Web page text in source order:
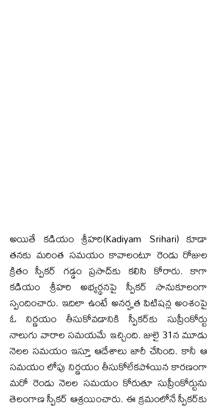
అయితే కడియం శ్రీహరి(Kadiyam Srihari) కూడా
తనకు మరింత సమయం కావాలంటూ రెండు రోజుల
క్రితం స్పీకర్ గడ్డం ప్రసాద్‌కు కలిసి కోరారు. కాగా
కడియం శ్రీహరి అభ్యర్థనపై స్పీకర్ సానుకూలంగా
స్పందించారు. ఇదిలా ఉంటే అనర్హత పిటిషన్ల అంశంపై
ఓ నిర్ణయం తీసుకోవడానికి స్పీకర్‌కు సుప్రీంకోర్టు
నాలుగు వారాల సమయమే ఇచ్చింది. జులై 31న మూడు
నెలల సమయం ఇస్తూ ఆదేశాలు జారీ చేసింది. కానీ ఆ
సమయం లోపు నిర్ణయం తీసుకోలేకపోయిన కారణంగా
మరో రెండు నెలల సమయం కోరుతూ సుప్రీంకోర్టును
తెలంగాణ స్పీకర్ ఆశ్రయించారు. ఈ క్రమంలోనే స్పీకర్‌కు